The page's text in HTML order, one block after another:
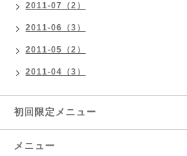
2011-07（2）
2011-06（3）
2011-05（2）
2011-04（3）
初回限定メニュー
メニュー